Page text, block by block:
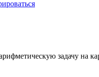
задачу на